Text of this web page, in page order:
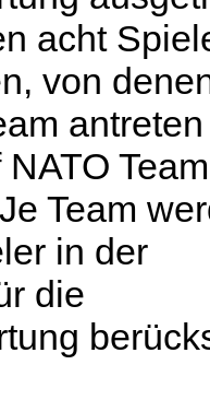
acht
von
Team
in der
die